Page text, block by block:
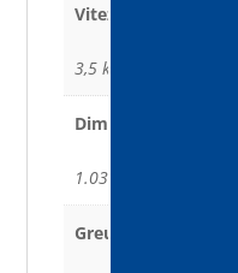
Viteza maximă
3,5 km/h
Dimensiuni (L x L x Ȋ)
1.030 x 770 x 750 mm
Greutate